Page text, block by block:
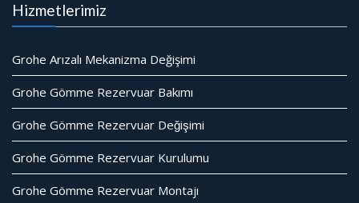
Hizmetlerimiz
Grohe Arızalı Mekanizma Değişimi
Grohe Gömme Rezervuar Bakımı
Grohe Gömme Rezervuar Değişimi
Grohe Gömme Rezervuar Kurulumu
Grohe Gömme Rezervuar Montajı